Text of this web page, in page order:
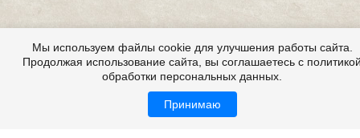
Мы используем файлы cookie для улучшения работы сайта.
Продолжая использование сайта, вы соглашаетесь с
обработки персональных данных.
Принимаю